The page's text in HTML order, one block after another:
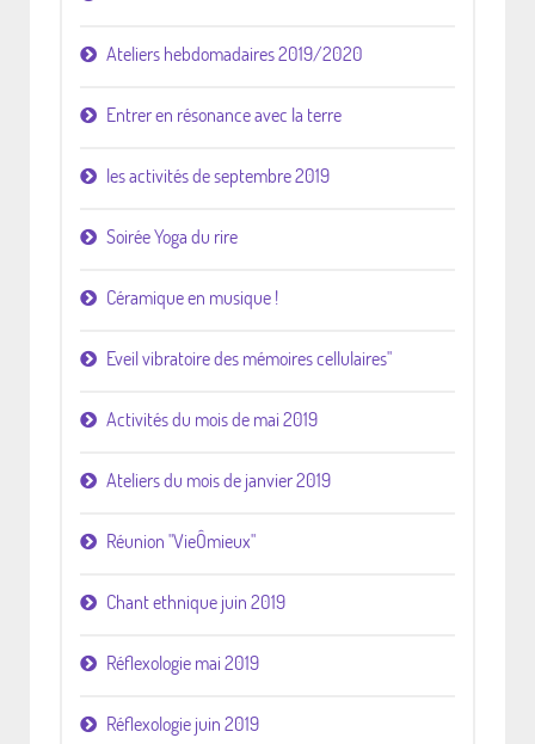
Ateliers hebdomadaires 2019/2020
Entrer en résonance avec la terre
les activités de septembre 2019
Soirée Yoga du rire
Céramique en musique !
Eveil vibratoire des mémoires cellulaires"
Activités du mois de mai 2019
Ateliers du mois de janvier 2019
Réunion "VieÔmieux"
Chant ethnique juin 2019
Réflexologie mai 2019
Réflexologie juin 2019